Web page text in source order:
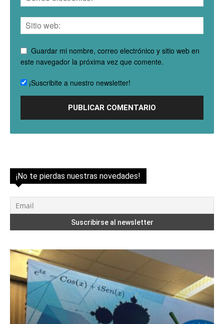
Guardar mi nombre, correo electrónico y sitio web en
este navegador la próxima vez que comente.
¡Suscribite a nuestro newsletter!
¡No te pierdas nuestras novedades!